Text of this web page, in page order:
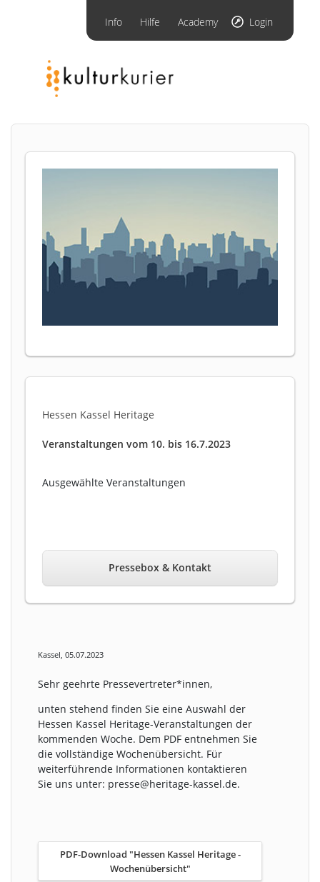
Info Hilfe Academy Login
Hessen Kassel Heritage
Veranstaltungen vom 10. bis 16.7.2023
Ausgewählte Veranstaltungen
Pressebox & Kontakt
Kassel, 05.07.2023
Sehr geehrte Pressevertreter*innen,
unten stehend finden Sie eine Auswahl der
Hessen Kassel Heritage-Veranstaltungen der
kommenden Woche. Dem PDF entnehmen Sie
die vollständige Wochenübersicht. Für
weiterführende Informationen kontaktieren
Sie uns unter: presse@heritage-kassel.de.
PDF-Download "Hessen Kassel Heritage -
Wochenübersicht"